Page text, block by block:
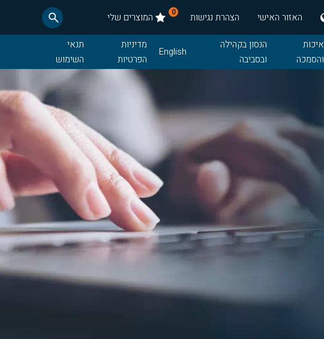
האזור האישי הצהרת נגישות 0 המוצרים שלי
איכות
והסמכה
הנסון בקהילה
ובסביבה
English
מדיניות
הפרטיות
תנאי
השימוש